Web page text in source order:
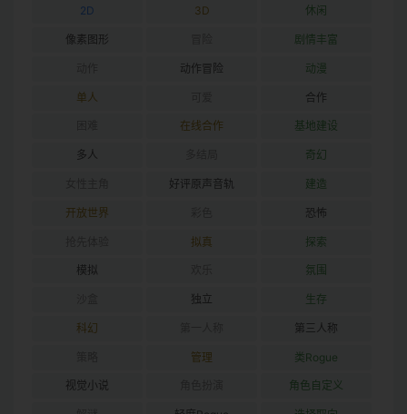
2D 3D 休闲
像素图形 剧情丰富
动作冒险 动漫
单人 合作
在线合作 基地建设
多人 奇幻
好评原声音轨 建造
开放世界 恐怖
拟真 探索
模拟 氛围
独立 生存
科幻 第三人称
管理 类Rogue
视觉小说 角色自定义